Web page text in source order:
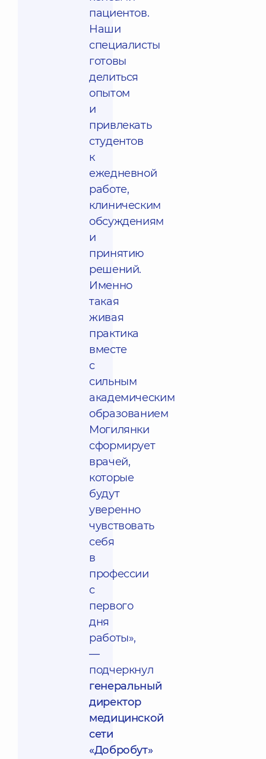
пациентов.
Наши
специалисты
готовы
делиться
опытом
и
привлекать
студентов
к
ежедневной
работе,
клиническим
обсуждениям
и
принятию
решений.
Именно
такая
живая
практика
вместе
с
сильным
академическим
образованием
Могилянки
сформирует
врачей,
которые
будут
уверенно
чувствовать
себя
в
профессии
с
первого
дня
работы»,
—
подчеркнул
генеральный
директор
медицинской
сети
«Добробут»